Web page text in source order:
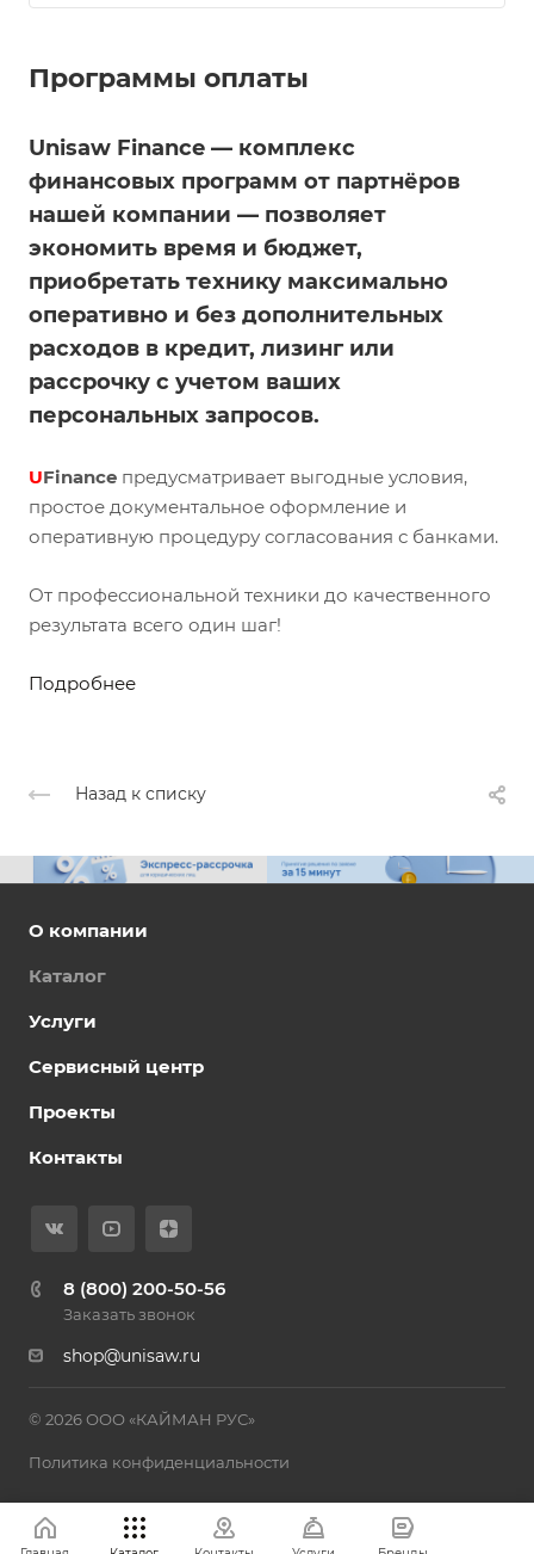
Программы оплаты
Unisaw Finance — комплекс
финансовых программ от партнёров
нашей компании — позволяет
экономить время и бюджет,
приобретать технику максимально
оперативно и без дополнительных
расходов в кредит, лизинг или
рассрочку с учетом ваших
персональных запросов.
UFinance предусматривает выгодные условия,
простое документальное оформление и
оперативную процедуру согласования с банками.
От профессиональной техники до качественного
результата всего один шаг!
Подробнее
Назад к списку
О компании
Каталог
Услуги
Сервисный центр
Проекты
Контакты
8 (800) 200-50-56
Заказать звонок
shop@unisaw.ru
© 2026 ООО «КАЙМАН РУС»
Политика конфиденциальности